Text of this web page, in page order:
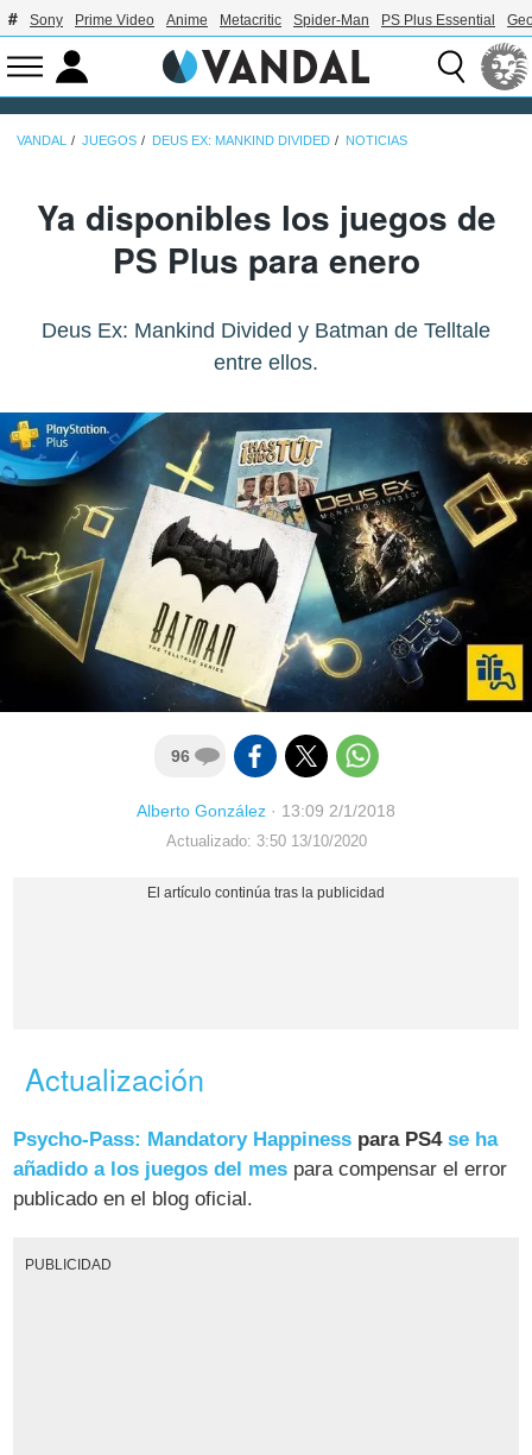
Sony Prime Video Anime Metacritic Spider-Man PS Plus Essential
VANDAL JUEGOS DEUS EX: MANKIND DIVIDED NOTICIAS
Ya disponibles los juegos de
PS Plus para enero
Deus Ex: Mankind Divided y Batman de Telltale
entre ellos.
96
Alberto González · 13:09 2/1/2018
Actualizado: 3:50 13/10/2020
Actualización
Psycho-Pass: Mandatory Happiness para PS4se ha
añadido a los juegos del mes para compensar el error
publicado en el blog oficial.
PUBLICIDAD